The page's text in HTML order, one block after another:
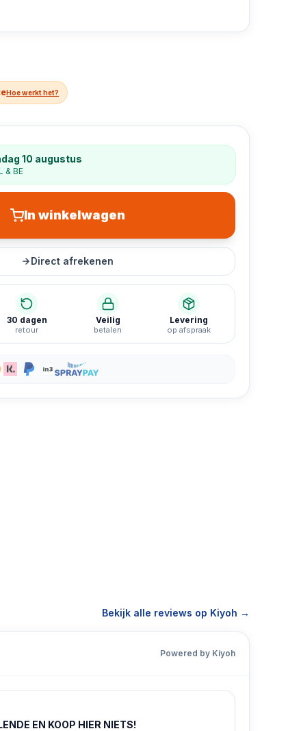
Hoe werkt het?
10 augustus
& BE
In winkelwagen
Direct afrekenen
30 dagen
retour
Veilig
betalen
Levering
op afspraak
Bekijk alle reviews op Kiyoh →
Powered by Kiyoh
EN KOOP HIER NIETS!